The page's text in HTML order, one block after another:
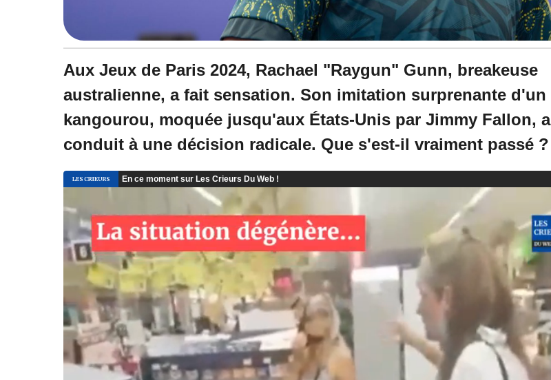
Aux Jeux de Paris 2024, Rachael "Raygun" Gunn, breakeuse
australienne, a fait sensation. Son imitation surprenante d'un
kangourou, moquée jusqu'aux États-Unis par Jimmy Fallon, a
conduit à une décision radicale. Que s'est-il vraiment passé ?